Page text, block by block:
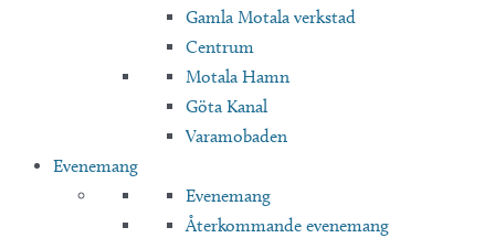
Gamla Motala verkstad
Centrum
Motala Hamn
Göta Kanal
Varamobaden
Evenemang
Evenemang
Återkommande evenemang